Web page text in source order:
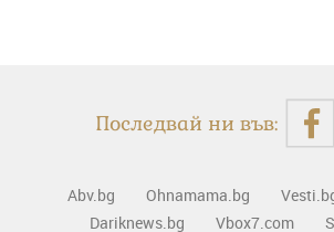
Последвай ни във:
Abv.bg Ohnamama.bg
Dariknews.bg
Vbox7.com